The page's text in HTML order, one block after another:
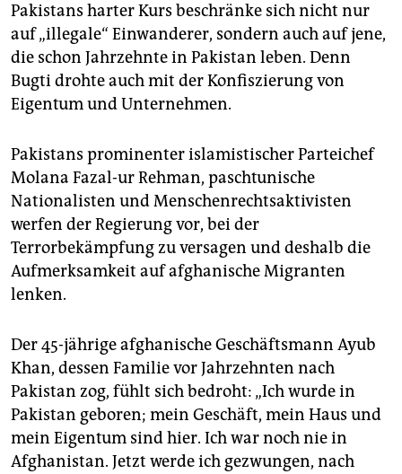
OpferzahlenDer Katastrophenschutz NDMA gab die
Zahl der Toten und Verletzten am Sonntag mit
insgesamt mehr als 2400 an, das UN-Nothilfebüro
OCHA sprach von mehr als 1.000 Toten. Laut NDMA
sei die Lage noch unübersichtlich, die Opferzahlen
könnten noch steigen. 20 Dörfer und rund 2000
Pakistans harter Kurs beschränke sich nicht nur
auf „illegale“ Einwanderer, sondern auch auf jene,
die schon Jahrzehnte in Pakistan leben. Denn
Bugti drohte auch mit der Konfiszierung von
Eigentum und Unternehmen.
Pakistans prominenter islamistischer Parteichef
Molana Fazal-ur Rehman, paschtunische
Nationalisten und Menschenrechtsaktivisten
werfen der Regierung vor, bei der
Terrorbekämpfung zu versagen und deshalb die
Aufmerksamkeit auf afghanische Migranten
lenken.
Der 45-jährige afghanische Geschäftsmann Ayub
Khan, dessen Familie vor Jahrzehnten nach
Pakistan zog, fühlt sich bedroht: „Ich wurde in
Pakistan geboren; mein Geschäft, mein Haus und
mein Eigentum sind hier. Ich war noch nie in
Afghanistan. Jetzt werde ich gezwungen, nach